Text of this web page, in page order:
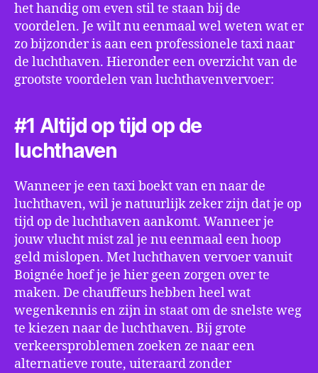
het handig om even stil te staan bij de
voordelen. Je wilt nu eenmaal wel weten wat er
zo bijzonder is aan een professionele taxi naar
de luchthaven. Hieronder een overzicht van de
grootste voordelen van luchthavenvervoer:
#1 Altijd op tijd op de
luchthaven
Wanneer je een taxi boekt van en naar de
luchthaven, wil je natuurlijk zeker zijn dat je op
tijd op de luchthaven aankomt. Wanneer je
jouw vlucht mist zal je nu eenmaal een hoop
geld mislopen. Met luchthaven vervoer vanuit
Boignée hoef je je hier geen zorgen over te
maken. De chauffeurs hebben heel wat
wegenkennis en zijn in staat om de snelste weg
te kiezen naar de luchthaven. Bij grote
verkeersproblemen zoeken ze naar een
alternatieve route, uiteraard zonder